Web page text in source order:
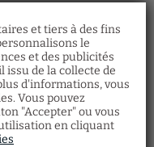
et tiers à des fins
le
et des publicités
issu de la collecte de
d'informations, vous
Vous pouvez
"Accepter" ou vous
en cliquant